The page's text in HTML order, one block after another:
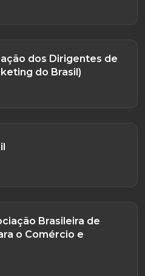
dos Dirigentes de
do Brasil)
Brasileira de
o Comércio e